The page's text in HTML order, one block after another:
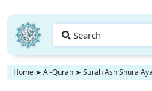
Search
Home ➤ Al-Quran ➤ Surah Ash Shura